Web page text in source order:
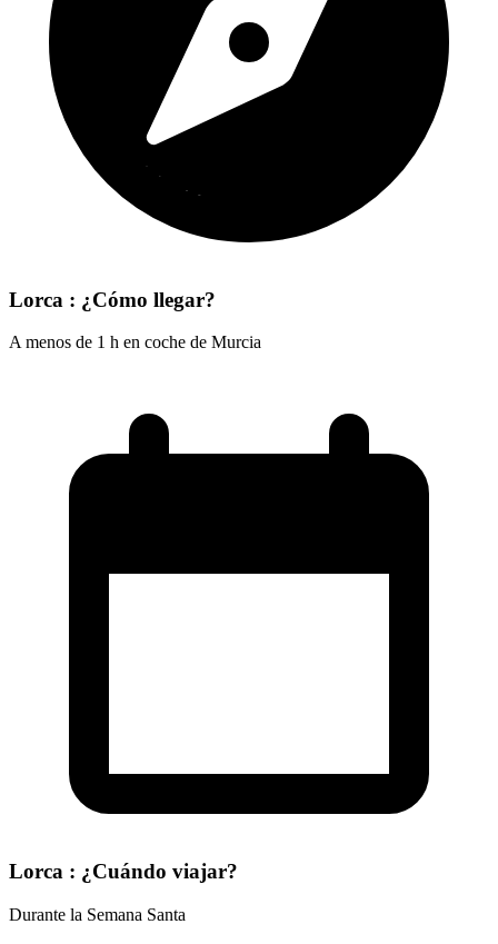
Lorca : ¿Cómo llegar?
A menos de 1 h en coche de Murcia
Lorca : ¿Cuándo viajar?
Durante la Semana Santa